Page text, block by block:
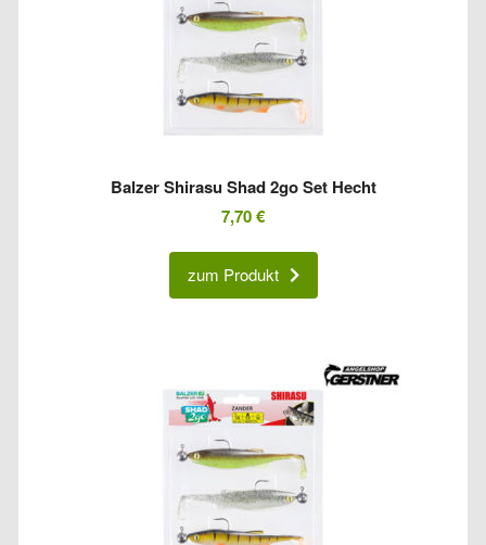
Balzer Shirasu Shad 2go Set Hecht
7,70€
zum Produkt